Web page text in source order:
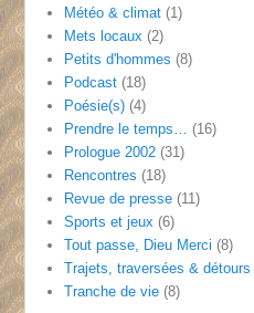
Météo & climat (1)
Mets locaux (2)
Petits d'hommes (8)
Podcast (18)
Poésie(s) (4)
Prendre le temps… (16)
Prologue 2002 (31)
Rencontres (18)
Revue de presse (11)
Sports et jeux (6)
Tout passe, Dieu Merci (8)
Trajets, traversées & détours
Tranche de vie (8)